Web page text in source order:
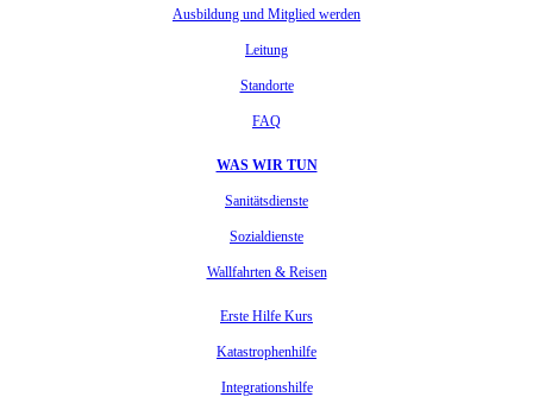
Ausbildung und Mitglied werden
Leitung
Standorte
FAQ
WAS WIR TUN
Sanitätsdienste
Sozialdienste
Wallfahrten & Reisen
Erste Hilfe Kurs
Katastrophenhilfe
Integrationshilfe